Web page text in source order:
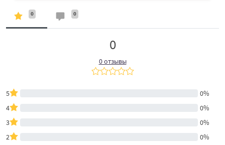
0 0
0
0 отзывы
5
0%
4
0%
3
0%
2
0%